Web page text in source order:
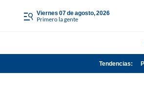
viernes 07 de agosto, 2026
Primero la gente
Tendencias: